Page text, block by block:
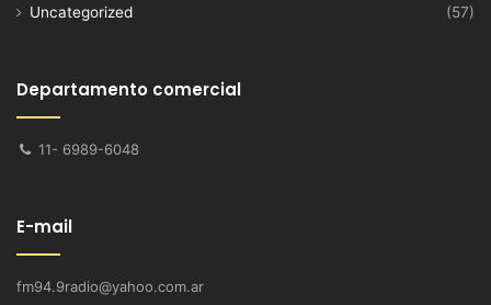
Uncategorized
(57)
Departamento comercial
11- 6989-6048
E-mail
fm94.9radio@yahoo.com.ar